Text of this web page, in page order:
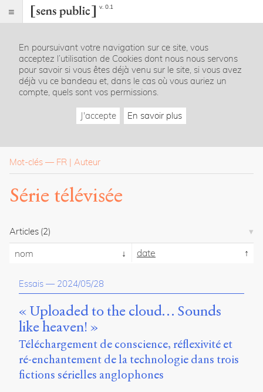
v. 0.1
Index
Rubriques
Essais
La
revue
Présentation
Publier
du
site
Archipel
En
ligne
Mastodon
En poursuivant votre navigation sur ce site, vous
acceptez l’utilisation de Cookies dont nous nous servons
pour savoir si vous êtes déjà venu sur le site, si vous avez
déjà vu ce bandeau et, dans le cas où vous auriez un
compte, quels sont vos permissions.
J'accepte En savoir plus
Mot-clés — FR Auteur
Série télévisée
Articles (2)
nom date
Essais — 2024/05/28
« Uploaded to the cloud… Sounds
like heaven! »
Téléchargement de conscience, réflexivité et
ré-enchantement de la technologie dans trois
fictions sérielles anglophones